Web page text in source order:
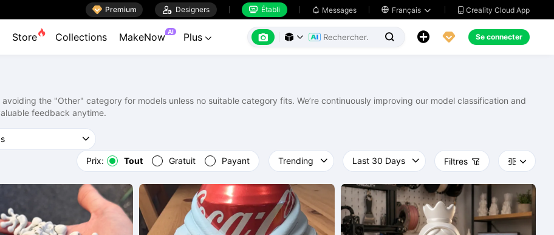
 Premium  Designers  Établi  Messages  Français   Creality Cloud App
Store Collections MakeNow AI Plus        Se connecter
avoiding the "Other" category for models unless no suitable category fits. We’re continuously improving our model classification and
feedback anytime.
Prix: Tout Gratuit Payant Filtres   